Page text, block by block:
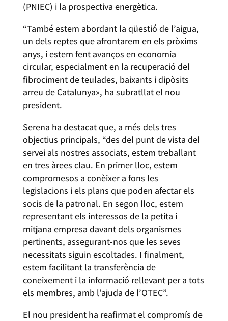
(PNIEC) i la prospectiva energètica.
“També estem abordant la qüestió de l’aigua,
un dels reptes que afrontarem en els pròxims
anys, i estem fent avanços en economia
circular, especialment en la recuperació del
fibrociment de teulades, baixants i dipòsits
arreu de Catalunya», ha subratllat el nou
president.
Serena ha destacat que, a més dels tres
objectius principals, “des del punt de vista del
servei als nostres associats, estem treballant
en tres àrees clau. En primer lloc, estem
compromesos a conèixer a fons les
legislacions i els plans que poden afectar els
socis de la patronal. En segon lloc, estem
representant els interessos de la petita i
mitjana empresa davant dels organismes
pertinents, assegurant-nos que les seves
necessitats siguin escoltades. I finalment,
estem facilitant la transferència de
coneixement i la informació rellevant per a tots
els membres, amb l’ajuda de l’OTEC”.
El nou president ha reafirmat el compromís de